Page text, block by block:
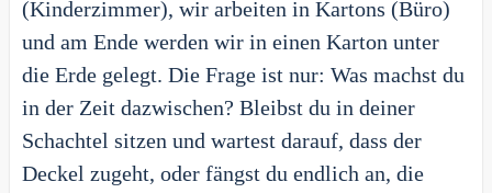
(Kinderzimmer), wir arbeiten in Kartons (Büro)
und am Ende werden wir in einen Karton unter
die Erde gelegt. Die Frage ist nur: Was machst du
in der Zeit dazwischen? Bleibst du in deiner
Schachtel sitzen und wartest darauf, dass der
Deckel zugeht, oder fängst du endlich an, die